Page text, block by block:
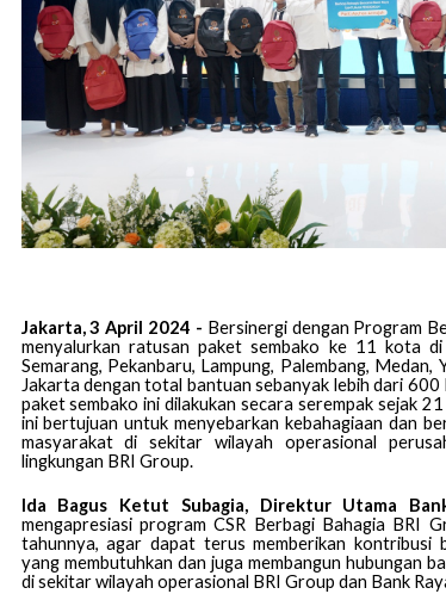
Jakarta, 3 April 2024 - Bersinergi dengan Program
menyalurkan ratusan paket sembako ke 11 kota
Semarang, Pekanbaru, Lampung, Palembang,
Jakarta dengan total bantuan sebanyak lebih dari
paket sembako ini dilakukan secara serempak sejak
ini bertujuan untuk menyebarkan kebahagiaan dan
masyarakat di sekitar wilayah operasional
lingkungan BRI Group.
Ida Bagus Ketut Subagia, Direktur Utama
mengapresiasi program CSR Berbagi Bahagia BRI
tahunnya, agar dapat terus memberikan kontribusi
yang membutuhkan dan juga membangun hubungan
di sekitar wilayah operasional BRI Group dan Bank